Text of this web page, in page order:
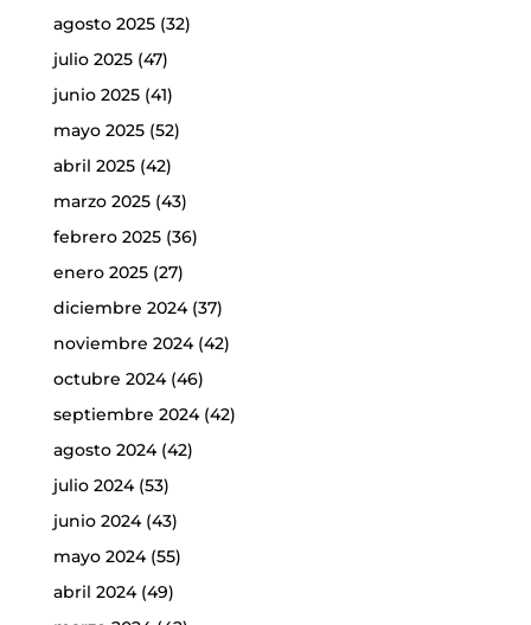
agosto 2025(32)
julio 2025(47)
junio 2025(41)
mayo 2025(52)
abril 2025(42)
marzo 2025(43)
febrero 2025(36)
enero 2025(27)
diciembre 2024(37)
noviembre 2024(42)
octubre 2024(46)
septiembre 2024(42)
agosto 2024(42)
julio 2024(53)
junio 2024(43)
mayo 2024(55)
abril 2024(49)